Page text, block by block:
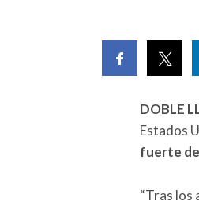
DOBLE
Estados
fuerte
“Tras los